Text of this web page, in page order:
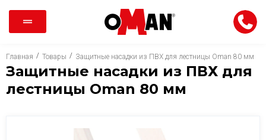
Главная / Товары / Защитные насадки из ПВХ для лестницы Oman 80 мм
Защитные насадки из ПВХ для
лестницы Oman 80 мм